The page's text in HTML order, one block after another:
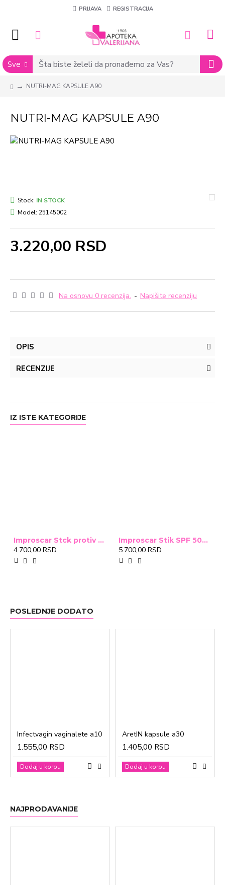
PRIJAVA REGISTRACIJA
Sve
NUTRI-MAG KAPSULE A90
NUTRI-MAG KAPSULE A90
Na osnovu 0 recenzija. - Napišite recenziju
3.220,00 RSD
Stock: IN STOCK
Model: 25145002
OPIS
RECENZIJE
IZ ISTE KATEGORIJE
Improscar Stck protiv ožiljaka 4,6g
4.700,00 RSD
Improscar Stik SPF 50+ Conceal 6,9g (tonirani)
5.700,00 RSD
POSLEDNJE DODATO
Infectvagin vaginalete a10
1.555,00 RSD
Dodaj u korpu
AretIN kapsule a30
1.405,00 RSD
Dodaj u korpu
NAJPRODAVANIJE